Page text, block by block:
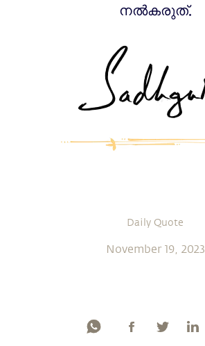
നൽകരുത്.
Daily Quote
November 19, 2023